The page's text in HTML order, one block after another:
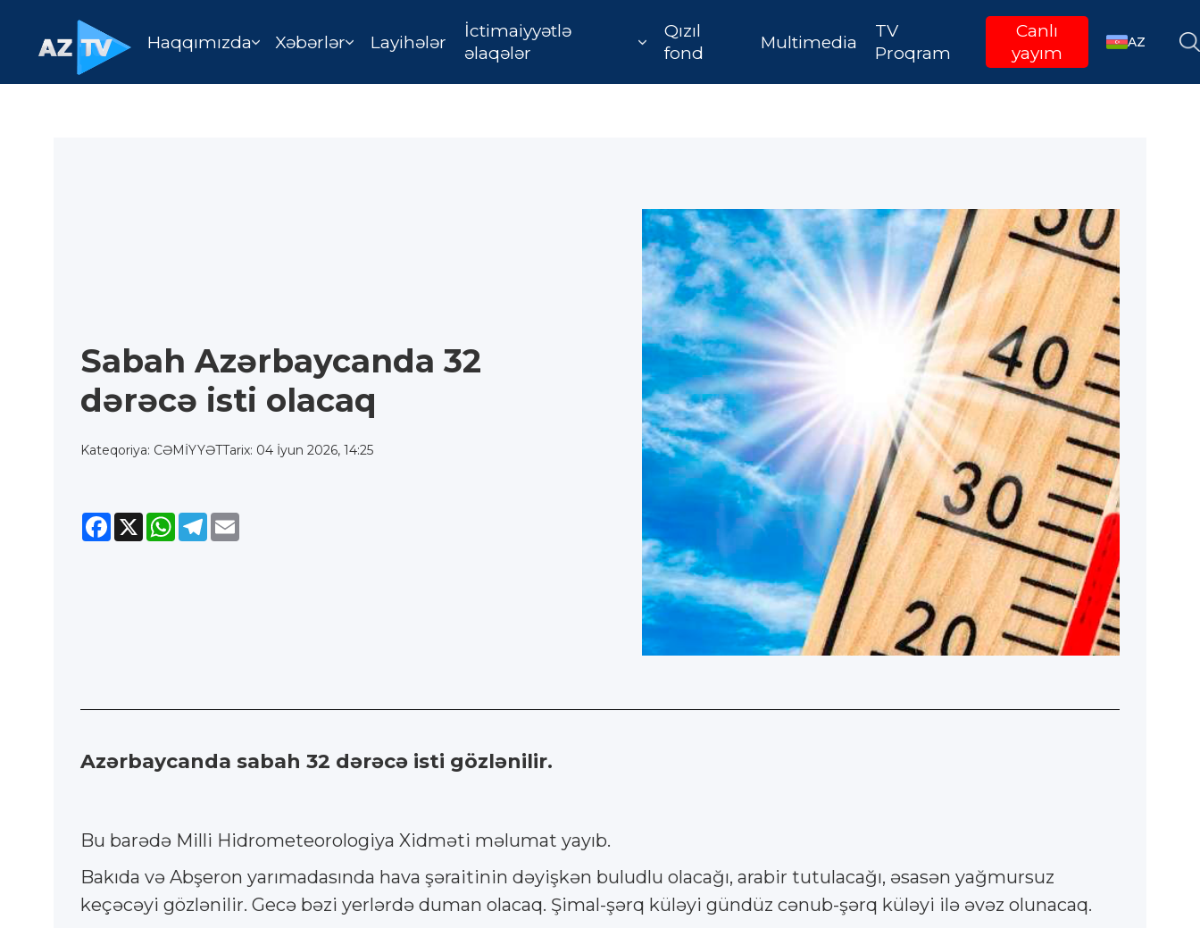
Haqqımızda Xəbərlər Layihələr
İctimaiyyətlə
əlaqələr
Qızıl
fond
Multimedia
TV
Proqram
Canlı
yayım
AZ
Sabah Azərbaycanda 32
dərəcə isti olacaq
Kateqoriya: CƏMİYYƏTTarix: 04 İyun 2026, 14:25
Facebook
X WhatsApp
Telegram
Azərbaycanda sabah 32 dərəcə isti gözlənilir.
Bu barədə Milli Hidrometeorologiya Xidməti məlumat yayıb.
Bakıda və Abşeron yarımadasında hava şəraitinin dəyişkən buludlu olacağı, arabir tutulacağı, əsasən yağmursuz
keçəcəyi gözlənilir. Gecə bəzi yerlərdə duman olacaq. Şimal-şərq küləyi gündüz cənub-şərq küləyi ilə əvəz olunacaq.